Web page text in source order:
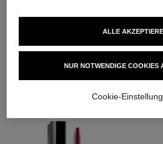
DIE PERFEKTE
NUR NOTWENDIGE COOKIES
ALLE
Cookie-